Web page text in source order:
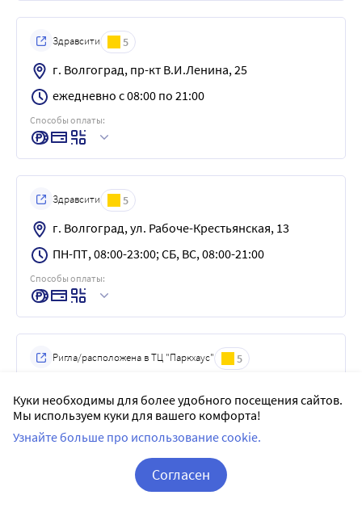
Здравсити 5
г. Волгоград, пр-кт В.И.Ленина, 25
ежедневно с 08:00 по 21:00
Способы оплаты:
Здравсити 5
г. Волгоград, ул. Рабоче-Крестьянская, 13
ПН-ПТ, 08:00-23:00; СБ, ВС, 08:00-21:00
Способы оплаты:
Ригла/расположена в ТЦ "Паркхаус" 5
ежедневно с 10:00 по 22:00
Способы оплаты:
Куки необходимы для более удобного посещения сайтов.
Мы используем куки для вашего комфорта!
Узнайте больше про использование cookie.
Согласен